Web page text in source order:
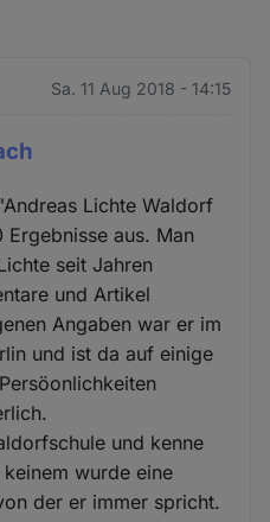
Sa. 11 Aug 2018 - 14:15
Lichte Waldorf
aus. Man
seit Jahren
und Artikel
Angaben war er im
und ist da auf einige
und kenne
wurde eine
der er immer spricht.